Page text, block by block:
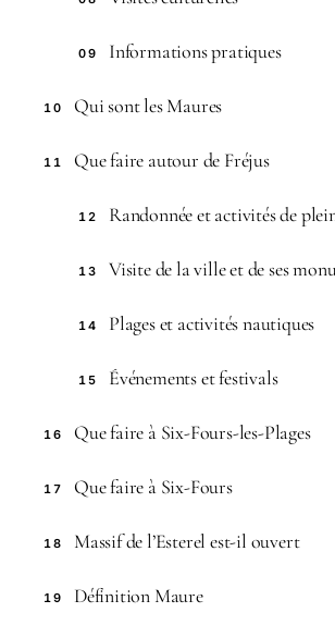
09 Informations pratiques
10 Qui sont les Maures
11 Que faire autour de Fréjus
12 Randonnée et activités de
13 Visite de la ville et de ses
14 Plages et activités nautiques
15 Événements et festivals
16 Que faire à Six-Fours-les-Plages
17 Que faire à Six-Fours
18 Massif de l’Esterel est-il ouvert
19 Définition Maure